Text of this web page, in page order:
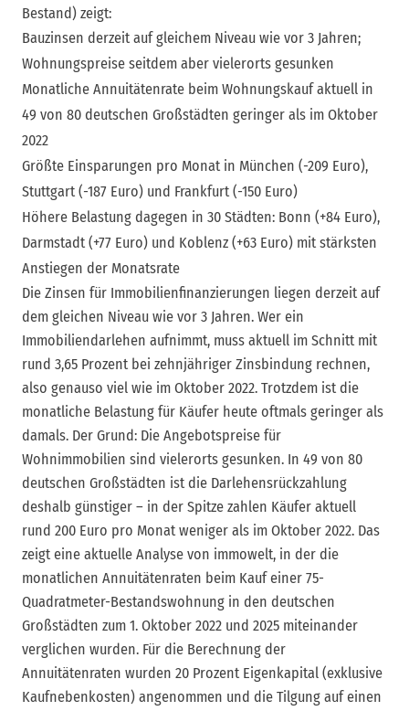
Bestand) zeigt:
Bauzinsen derzeit auf gleichem Niveau wie vor 3 Jahren;
Wohnungspreise seitdem aber vielerorts gesunken
Monatliche Annuitätenrate beim Wohnungskauf aktuell in
49 von 80 deutschen Großstädten geringer als im Oktober
2022
Größte Einsparungen pro Monat in München (-209 Euro),
Stuttgart (-187 Euro) und Frankfurt (-150 Euro)
Höhere Belastung dagegen in 30 Städten: Bonn (+84 Euro),
Darmstadt (+77 Euro) und Koblenz (+63 Euro) mit stärksten
Anstiegen der Monatsrate
Die Zinsen für Immobilienfinanzierungen liegen derzeit auf
dem gleichen Niveau wie vor 3 Jahren. Wer ein
Immobiliendarlehen aufnimmt, muss aktuell im Schnitt mit
rund 3,65 Prozent bei zehnjähriger Zinsbindung rechnen,
also genauso viel wie im Oktober 2022. Trotzdem ist die
monatliche Belastung für Käufer heute oftmals geringer als
damals. Der Grund: Die Angebotspreise für
Wohnimmobilien sind vielerorts gesunken. In 49 von 80
deutschen Großstädten ist die Darlehensrückzahlung
deshalb günstiger – in der Spitze zahlen Käufer aktuell
rund 200 Euro pro Monat weniger als im Oktober 2022. Das
zeigt eine aktuelle Analyse von immowelt, in der die
monatlichen Annuitätenraten beim Kauf einer 75-
Quadratmeter-Bestandswohnung in den deutschen
Großstädten zum 1. Oktober 2022 und 2025 miteinander
verglichen wurden. Für die Berechnung der
Annuitätenraten wurden 20 Prozent Eigenkapital (exklusive
Kaufnebenkosten) angenommen und die Tilgung auf einen